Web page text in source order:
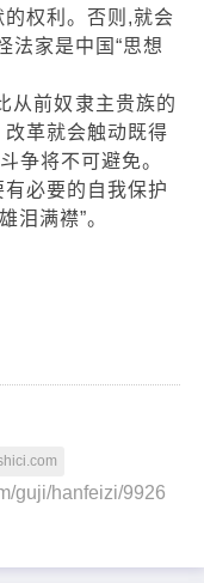
权利。否则,就会
家是中国“思想
前奴隶主贵族的
革就会触动既得
争将不可避免。
必要的自我保护
泪满襟”。
guji/hanfeizi/9926